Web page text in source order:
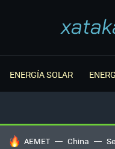
ENERGÍA SOLAR
HOY SE HABLA DE
AEMET China